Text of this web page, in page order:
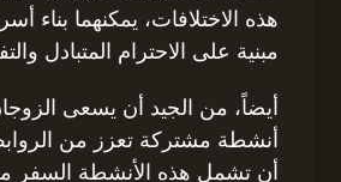
هذه الاختلافات، يمكنهما بناء
مبنية على الاحترام المتبادل
أيضاً، من الجيد أن يسعى
أنشطة مشتركة تعزز من
أن تشمل هذه الأنشطة السفر